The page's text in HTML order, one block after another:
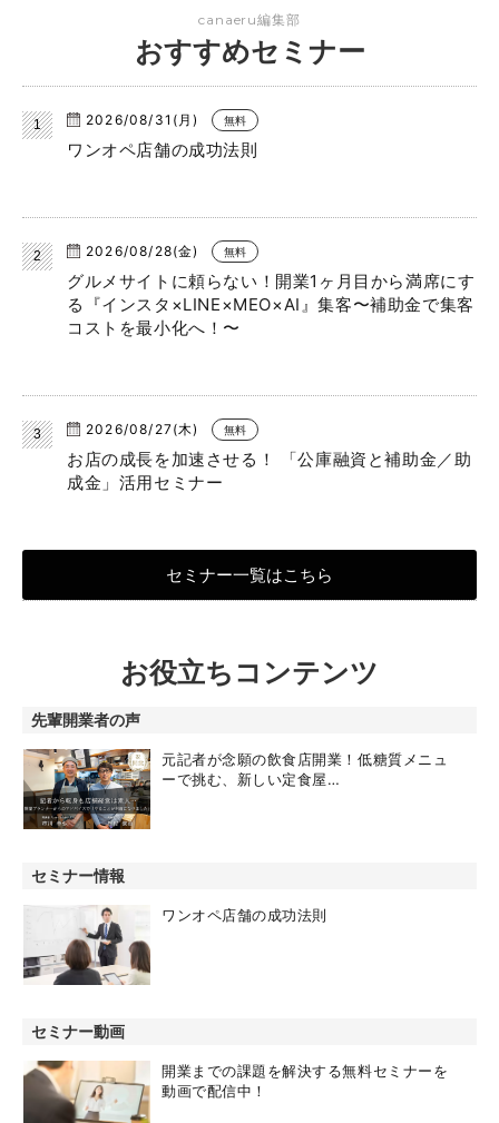
canaeru編集部
おすすめセミナー
2026/08/31(月) 無料
ワンオペ店舗の成功法則
2026/08/28(金) 無料
グルメサイトに頼らない！開業1ヶ月目から満席にす
る『インスタ×LINE×MEO×AI』集客〜補助金で集客
コストを最小化へ！〜
2026/08/27(木) 無料
お店の成長を加速させる！ 「公庫融資と補助金／助
成金」活用セミナー
セミナー一覧はこちら
お役立ちコンテンツ
先輩開業者の声
元記者が念願の飲食店開業！低糖質メニュ
ーで挑む、新しい定食屋…
セミナー情報
ワンオペ店舗の成功法則
セミナー動画
開業までの課題を解決する無料セミナーを
動画で配信中！